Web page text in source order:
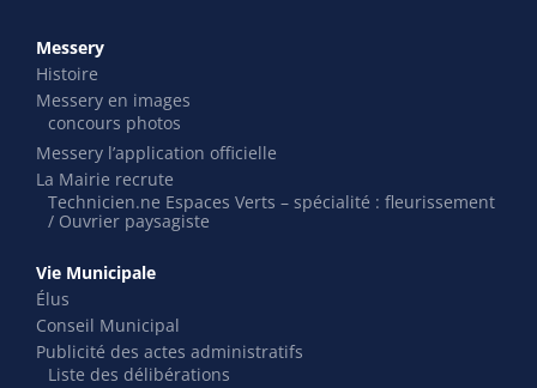
Messery
Histoire
Messery en images
concours photos
Messery l’application officielle
La Mairie recrute
Technicien.ne Espaces Verts – spécialité : fleurissement
/ Ouvrier paysagiste
Vie Municipale
Élus
Conseil Municipal
Publicité des actes administratifs
Liste des délibérations